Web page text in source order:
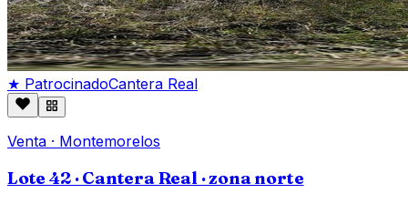
★ PatrocinadoCantera Real
Venta · Montemorelos
Lote 42 · Cantera Real · zona norte